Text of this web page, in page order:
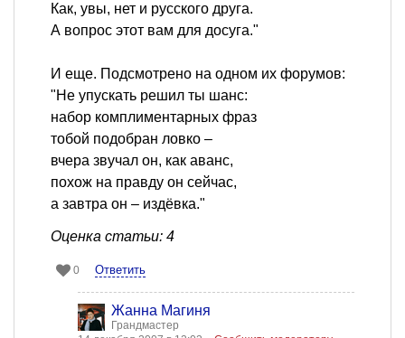
Как, увы, нет и русского друга.
А вопрос этот вам для досуга."
И еще. Подсмотрено на одном их форумов:
"Не упускать решил ты шанс:
набор комплиментарных фраз
тобой подобран ловко –
вчера звучал он, как аванс,
похож на правду он сейчас,
а завтра он – издёвка."
Оценка статьи: 4
0 Ответить
Жанна Магиня
Грандмастер